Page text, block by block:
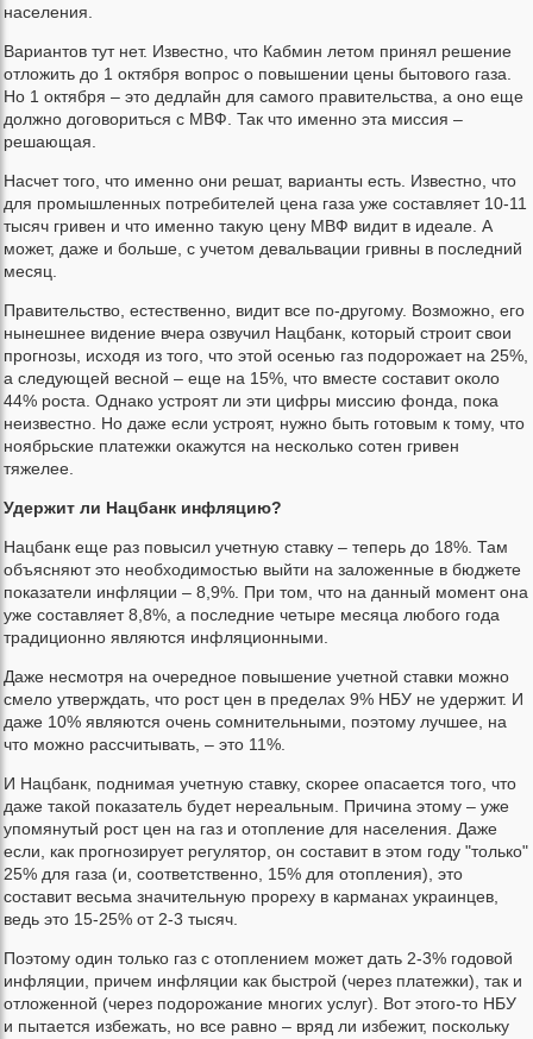
населения.
Вариантов тут нет. Известно, что Кабмин летом принял решение
отложить до 1 октября вопрос о повышении цены бытового газа.
Но 1 октября – это дедлайн для самого правительства, а оно еще
должно договориться с МВФ. Так что именно эта миссия –
решающая.
Насчет того, что именно они решат, варианты есть. Известно, что
для промышленных потребителей цена газа уже составляет 10-11
тысяч гривен и что именно такую цену МВФ видит в идеале. А
может, даже и больше, с учетом девальвации гривны в последний
месяц.
Правительство, естественно, видит все по-другому. Возможно, его
нынешнее видение вчера озвучил Нацбанк, который строит свои
прогнозы, исходя из того, что этой осенью газ подорожает на 25%,
а следующей весной – еще на 15%, что вместе составит около
44% роста. Однако устроят ли эти цифры миссию фонда, пока
неизвестно. Но даже если устроят, нужно быть готовым к тому, что
ноябрьские платежки окажутся на несколько сотен гривен
тяжелее.
Удержит ли Нацбанк инфляцию?
Нацбанк еще раз повысил учетную ставку – теперь до 18%. Там
объясняют это необходимостью выйти на заложенные в бюджете
показатели инфляции – 8,9%. При том, что на данный момент она
уже составляет 8,8%, а последние четыре месяца любого года
традиционно являются инфляционными.
Даже несмотря на очередное повышение учетной ставки можно
смело утверждать, что рост цен в пределах 9% НБУ не удержит. И
даже 10% являются очень сомнительными, поэтому лучшее, на
что можно рассчитывать, – это 11%.
И Нацбанк, поднимая учетную ставку, скорее опасается того, что
даже такой показатель будет нереальным. Причина этому – уже
упомянутый рост цен на газ и отопление для населения. Даже
если, как прогнозирует регулятор, он составит в этом году "только"
25% для газа (и, соответственно, 15% для отопления), это
составит весьма значительную прореху в карманах украинцев,
ведь это 15-25% от 2-3 тысяч.
Поэтому один только газ с отоплением может дать 2-3% годовой
инфляции, причем инфляции как быстрой (через платежки), так и
отложенной (через подорожание многих услуг). Вот этого-то НБУ
и пытается избежать, но все равно – вряд ли избежит, поскольку